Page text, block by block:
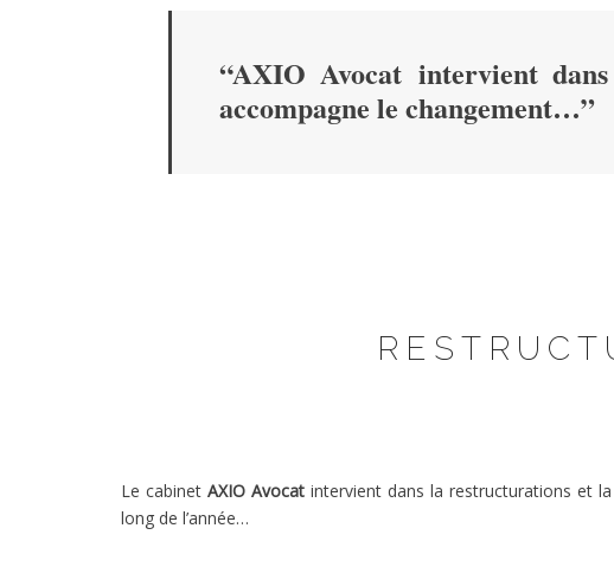
“AXIO Avocat intervient
accompagne le changement…”
Le cabinet AXIO Avocatintervient dans la restructurations et
long de l’année…